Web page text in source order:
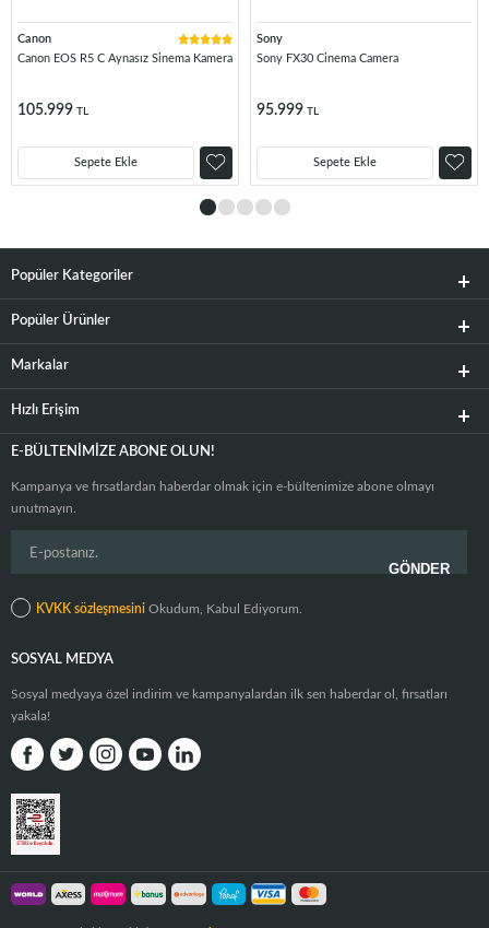
Canon
Canon EOS R5 C Aynasız Sinema Kamera
105.999 TL
Sepete Ekle
Sony
Sony FX30 Cinema Camera
95.999 TL
Sepete Ekle
Popüler Kategoriler
Popüler Ürünler
Markalar
Hızlı Erişim
E-BÜLTENIMIZE ABONE OLUN!
Kampanya ve fırsatlardan haberdar olmak için e-bültenimize abone olmayı
unutmayın.
KVKK sözleşmesini Okudum, Kabul Ediyorum.
SOSYAL MEDYA
Sosyal medyaya özel indirim ve kampanyalardan ilk sen haberdar ol, fırsatları
yakala!